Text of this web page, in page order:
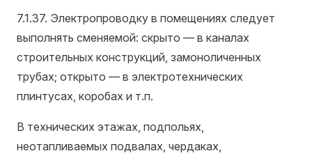
7.1.37. Электропроводку в помещениях следует
выполнять сменяемой: скрыто — в каналах
строительных конструкций, замоноличенных
трубах; открыто — в электротехнических
плинтусах, коробах и т.п.
В технических этажах, подпольях,
неотапливаемых подвалах, чердаках,